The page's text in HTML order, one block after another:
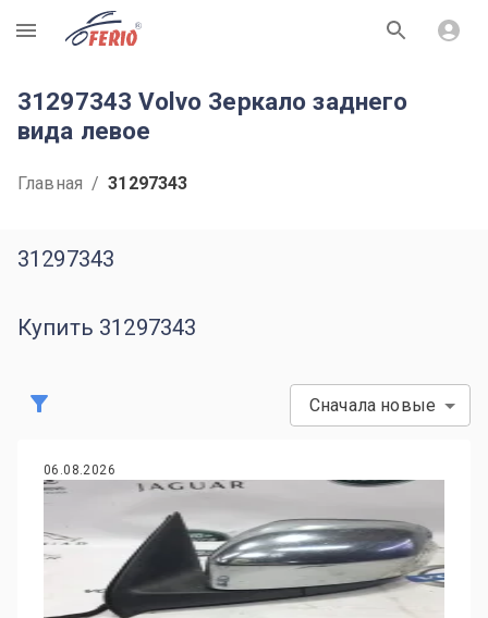
R
31297343 Volvo Зеркало заднего
вида левое
Главная / 31297343
31297343
Купить 31297343
Сначала новые
06.08.2026